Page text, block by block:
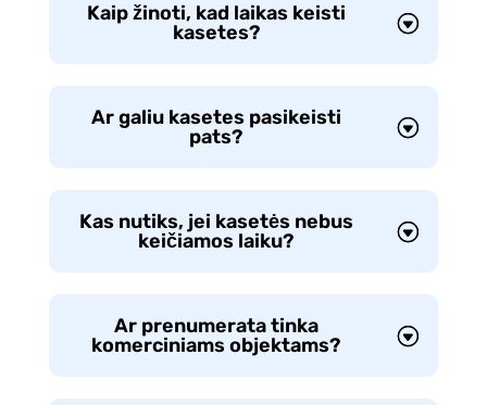
Kaip žinoti, kad laikas keisti
kasetes?
Ar galiu kasetes pasikeisti
pats?
Kas nutiks, jei kasetės nebus
keičiamos laiku?
Ar prenumerata tinka
komerciniams objektams?